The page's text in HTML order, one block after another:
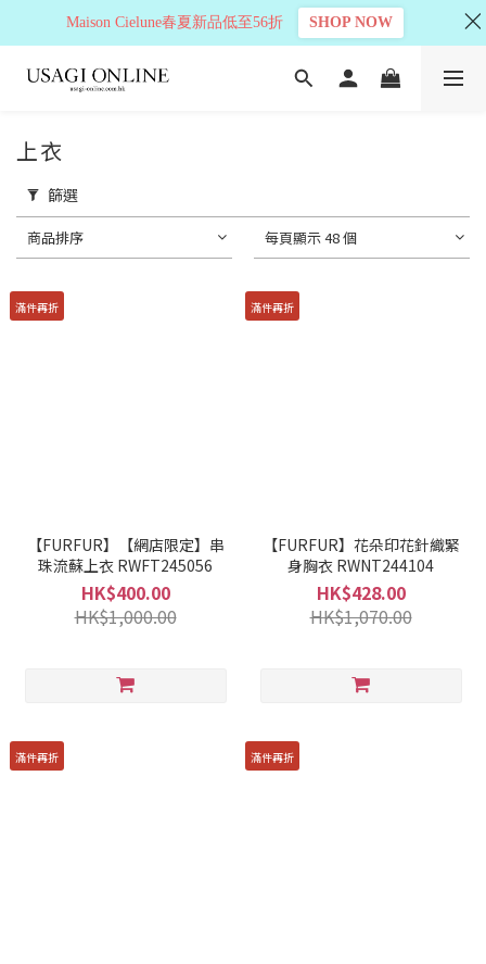
上衣
篩選
商品排序 每頁顯示 48 個
滿件再折
【FURFUR】【網店限定】串
珠流蘇上衣 RWFT245056
HK$400.00
HK$1,000.00
滿件再折
【FURFUR】花朵印花針織緊
身胸衣 RWNT244104
HK$428.00
HK$1,070.00
滿件再折 滿件再折
Maison Cielune春夏新品低至56折 SHOP NOW